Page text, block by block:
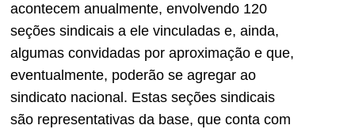
acontecem anualmente, envolvendo 120
seções sindicais a ele vinculadas e, ainda,
algumas convidadas por aproximação e que,
eventualmente, poderão se agregar ao
sindicato nacional. Estas seções sindicais
são representativas da base, que conta com